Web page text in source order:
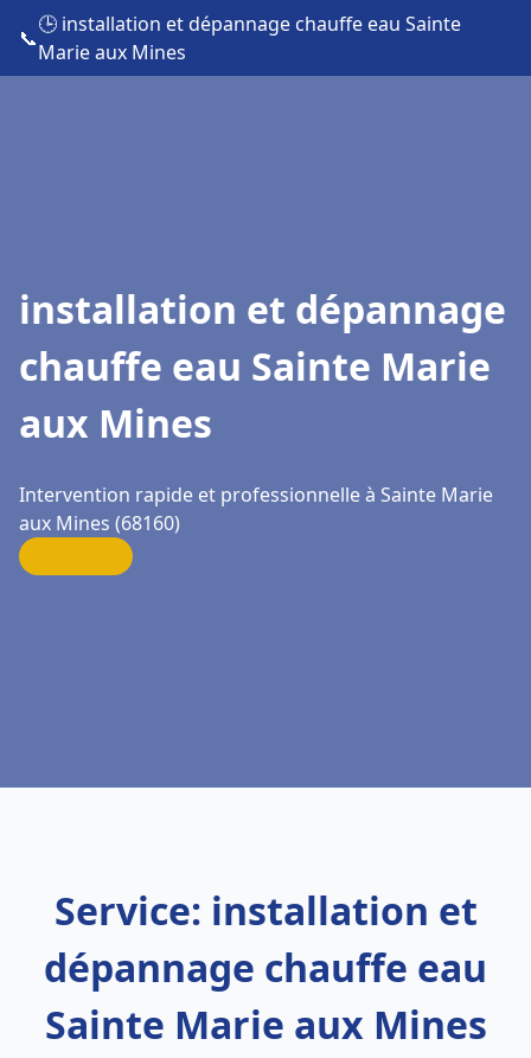
📞
🕒 installation et dépannage chauffe eau Sainte
Marie aux Mines
installation et dépannage
chauffe eau Sainte Marie
aux Mines
Intervention rapide et professionnelle à Sainte Marie
aux Mines (68160)
Service: installation et
dépannage chauffe eau
Sainte Marie aux Mines